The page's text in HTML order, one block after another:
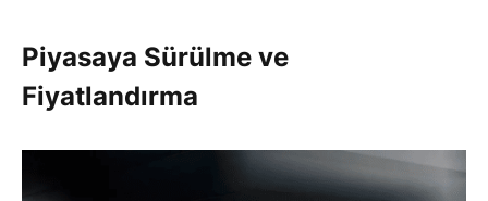
Piyasaya Sürülme ve
Fiyatlandırma